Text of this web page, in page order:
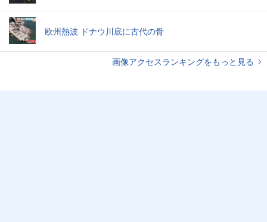
欧州熱波 ドナウ川底に古代の骨
画像アクセスランキングをもっと見る